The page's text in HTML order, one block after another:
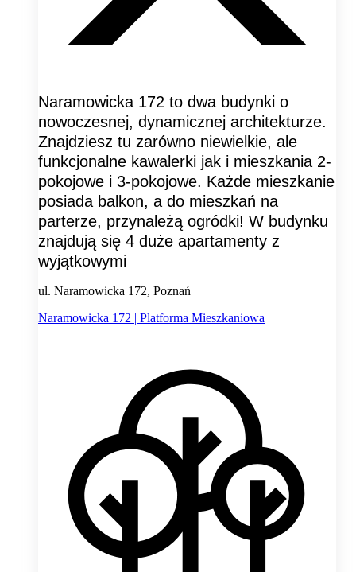
Naramowicka 172 to dwa budynki o
nowoczesnej, dynamicznej architekturze.
Znajdziesz tu zarówno niewielkie, ale
funkcjonalne kawalerki jak i mieszkania 2-
pokojowe i 3-pokojowe. Każde mieszkanie
posiada balkon, a do mieszkań na
parterze, przynależą ogródki! W budynku
znajdują się 4 duże apartamenty z
wyjątkowymi
ul. Naramowicka 172, Poznań
Naramowicka 172 | Platforma Mieszkaniowa